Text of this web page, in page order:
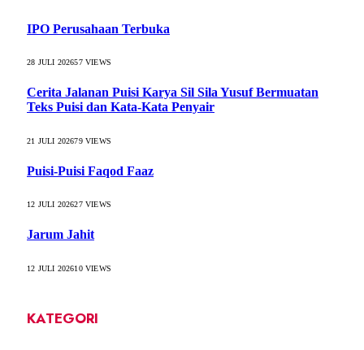
IPO Perusahaan Terbuka
28 JULI 202657VIEWS
Cerita Jalanan Puisi Karya Sil Sila Yusuf Bermuatan
Teks Puisi dan Kata-Kata Penyair
21 JULI 202679VIEWS
Puisi-Puisi Faqod Faaz
12 JULI 202627VIEWS
Jarum Jahit
12 JULI 202610VIEWS
KATEGORI